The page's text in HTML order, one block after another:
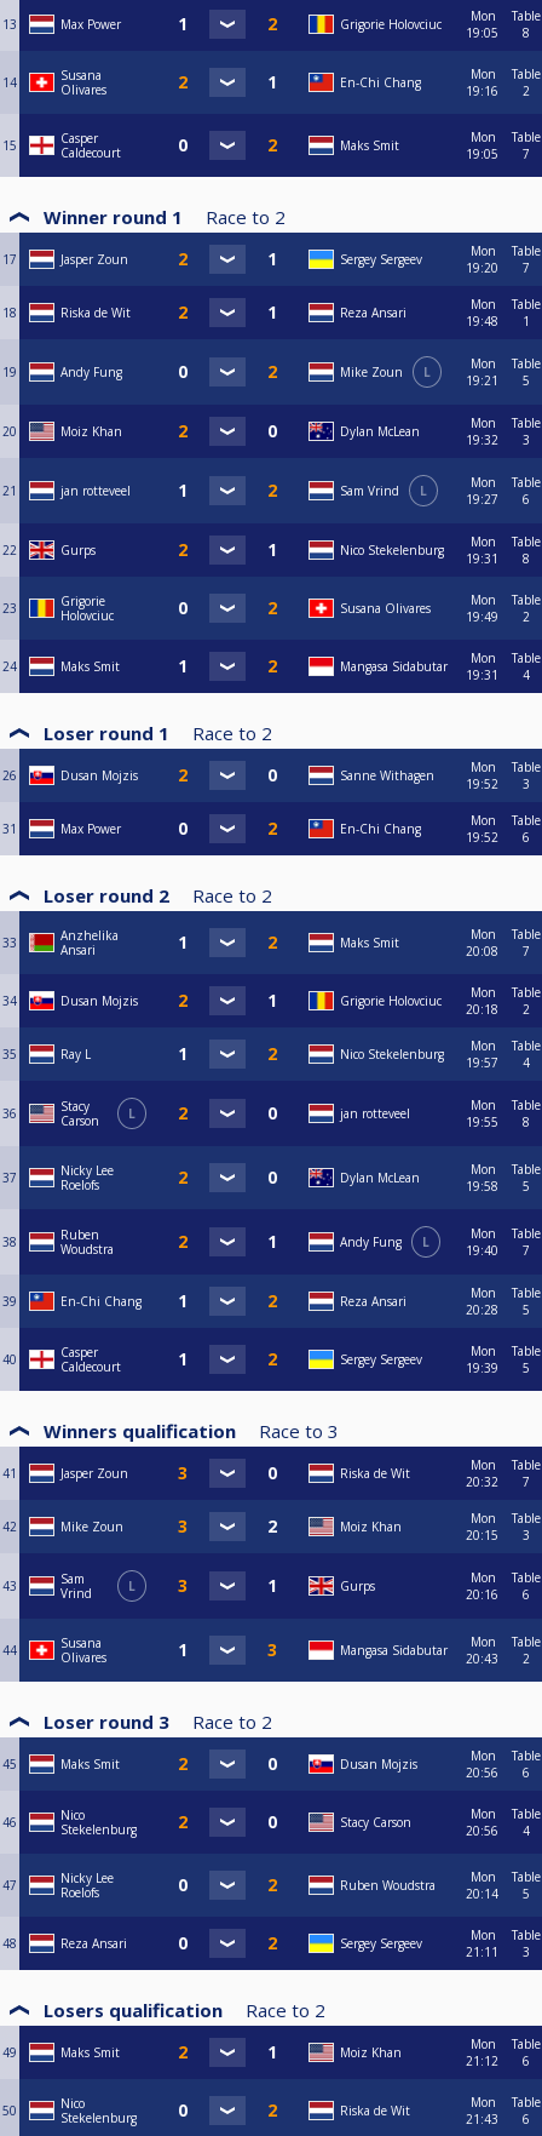
13 Max Power Grigorie Holovciuc
Mon
19:05
Table
8
14
Susana
Olivares
En-Chi Chang
Mon
19:16
Table
2
15
Casper
Caldecourt
Maks Smit
Mon
19:05
Table
7
Winner round 1 Race to 2
17 Jasper Zoun Sergey Sergeev
Mon
19:20
Table
7
18 Riska de Wit Reza Ansari
Mon
19:48
Table
1
19 Andy Fung Mike Zoun L
Mon
19:21
Table
5
20 Moiz Khan Dylan McLean
Mon
19:32
Table
3
21 jan rotteveel Sam Vrind L
Mon
19:27
Table
6
22 Gurps Nico Stekelenburg
Mon
19:31
Table
8
23
Grigorie
Holovciuc
Susana Olivares
Mon
19:49
Table
2
24 Maks Smit Mangasa Sidabutar
Mon
19:31
Table
4
Loser round 1 Race to 2
26 Dusan Mojzis Sanne Withagen
Mon
19:52
Table
3
31 Max Power En-Chi Chang
Mon
19:52
Table
6
Loser round 2 Race to 2
33
Anzhelika
Ansari
Maks Smit
Mon
20:08
Table
7
34 Dusan Mojzis Grigorie Holovciuc
Mon
20:18
Table
2
35 Ray L Nico Stekelenburg
Mon
19:57
Table
4
36
Stacy
Carson
L jan rotteveel
Mon
19:55
Table
8
37
Nicky Lee
Roelofs
Dylan McLean
Mon
19:58
Table
5
38
Ruben
Woudstra
Andy Fung L
Mon
19:40
Table
7
39 En-Chi Chang Reza Ansari
Mon
20:28
Table
5
40
Casper
Caldecourt
Sergey Sergeev
Mon
19:39
Table
5
Winners qualification Race to 3
41 Jasper Zoun Riska de Wit
Mon
20:32
Table
7
42 Mike Zoun Moiz Khan
Mon
20:15
Table
3
43
Sam
Vrind
L Gurps
Mon
20:16
Table
6
44
Susana
Olivares
Mangasa Sidabutar
Mon
20:43
Table
2
Loser round 3 Race to 2
45 Maks Smit Dusan Mojzis
Mon
20:56
Table
6
46
Nico
Stekelenburg
Stacy Carson
Mon
20:56
Table
4
47
Nicky Lee
Roelofs
Ruben Woudstra
Mon
20:14
Table
5
48 Reza Ansari Sergey Sergeev
Mon
21:11
Table
3
Losers qualification Race to 2
49 Maks Smit Moiz Khan
Mon
21:12
Table
6
50
Nico
Stekelenburg
Riska de Wit
Mon
21:43
Table
6